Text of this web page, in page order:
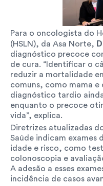
Para o oncologista do
(HSLN), da Asa Norte,
diagnóstico precoce
de cura. “Identificar o
reduzir a mortalidade
comuns, como mama
diagnóstico tardio
enquanto o precoce
vida”, explica.
Diretrizes atualizadas
Saúde indicam
idade e risco, como
colonoscopia e
A adesão a esses
incidência de casos